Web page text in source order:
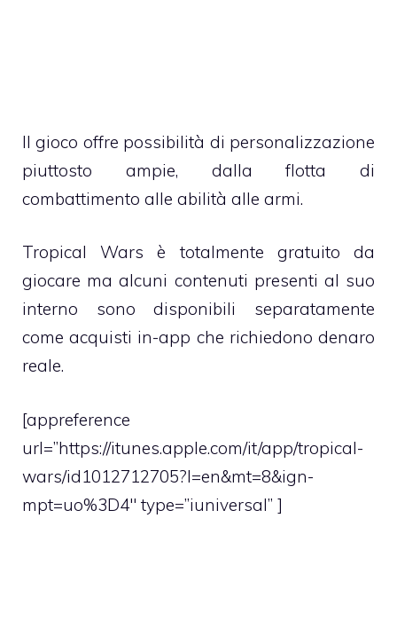
Il gioco offre possibilità di personalizzazione
piuttosto ampie, dalla flotta di
combattimento alle abilità alle armi.
Tropical Wars è totalmente gratuito da
giocare ma alcuni contenuti presenti al suo
interno sono disponibili separatamente
come acquisti in-app che richiedono denaro
reale.
[appreference
url=”https://itunes.apple.com/it/app/tropical-
wars/id1012712705?l=en&mt=8&ign-
mpt=uo%3D4″ type=”iuniversal” ]